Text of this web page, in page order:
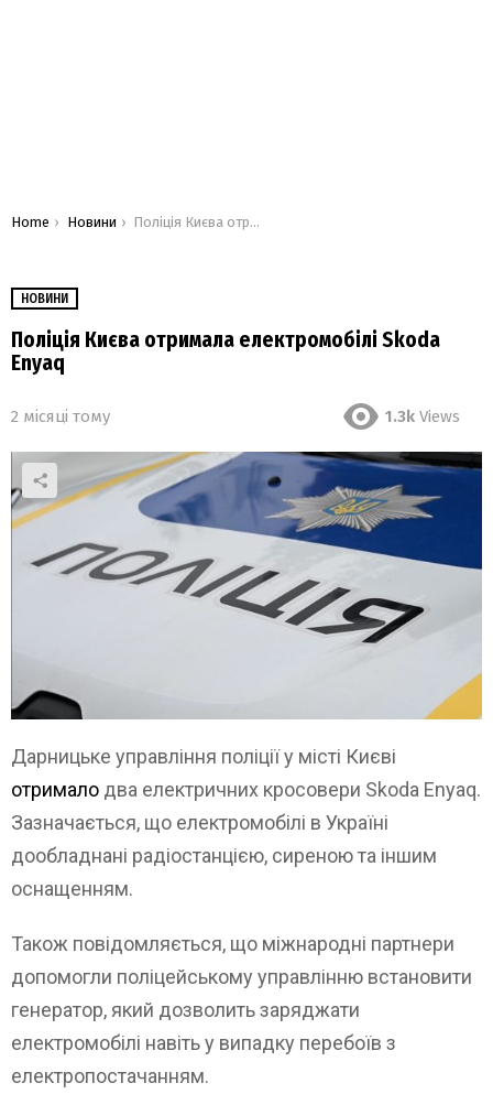
You are here:
Home Новини Поліція Києва отримала електромобілі Skoda Enyaq
НОВИНИ
Поліція Києва отримала електромобілі Skoda
Enyaq
2 місяці тому 1.3k Views
Дарницьке управління поліції у місті Києві
отримало два електричних кросовери Skoda Enyaq.
Зазначається, що електромобілі в Україні
дообладнані радіостанцією, сиреною та іншим
оснащенням.
Також повідомляється, що міжнародні партнери
допомогли поліцейському управлінню встановити
генератор, який дозволить заряджати
електромобілі навіть у випадку перебоїв з
електропостачанням.